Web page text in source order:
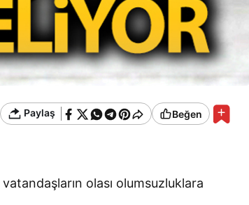
Paylaş Beğen
olası olumsuzluklara